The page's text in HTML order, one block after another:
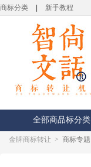
商标分类 新手教程
全部商品标分类
金牌商标转让 > 商标专题